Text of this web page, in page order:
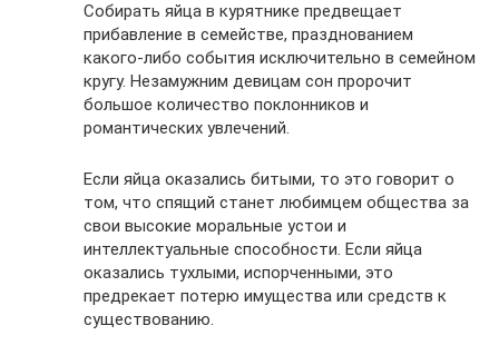
Собирать яйца в курятнике предвещает
прибавление в семействе, празднованием
какого-либо события исключительно в семейном
кругу. Незамужним девицам сон пророчит
большое количество поклонников и
романтических увлечений.
Если яйца оказались битыми, то это говорит о
том, что спящий станет любимцем общества за
свои высокие моральные устои и
интеллектуальные способности. Если яйца
оказались тухлыми, испорченными, это
предрекает потерю имущества или средств к
существованию.